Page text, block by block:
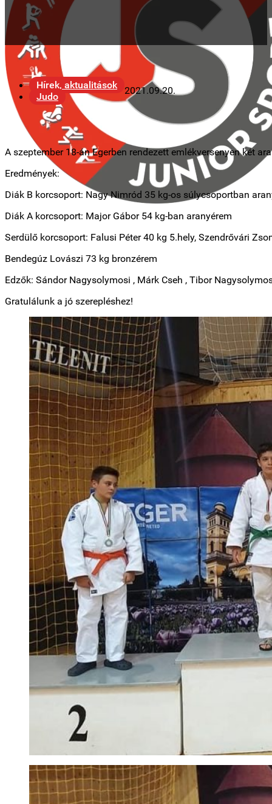
Hírek, aktualitások
Judo
2021.09.20.
A szeptember 18-án Egerben rendezett emlékversenyen két
Eredmények:
Diák B korcsoport: Nagy Nimród 35 kg-os súlycsoportban
Diák A korcsoport: Major Gábor 54 kg-ban aranyérem
Serdülő korcsoport: Falusi Péter 40 kg 5.hely, Szendrővári
Bendegúz Lovászi 73 kg bronzérem
Edzők: Sándor Nagysolymosi , Márk Cseh , Tibor
Gratulálunk a jó szerepléshez!